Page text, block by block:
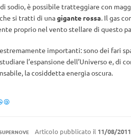
sodio, è possibile tratteggiare con
si tratti di unagigante rossa. Il gas
proprio nel vento stellare di questo
importanti: sono dei fari
l’espansione dell’Universo e, di
la cosiddetta energia oscura.
Articolo pubblicato il 11/08/2011